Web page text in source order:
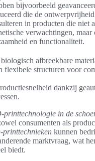
bijvoorbeeld
die de
in producten die niet
verwachtingen, maar
en functionaliteit.
afbreekbare
flexibele structuren voor
dankzij
printtechnologie in de
consumenten als
printtechnieken kunnen
marktvraag, wat
biedt.